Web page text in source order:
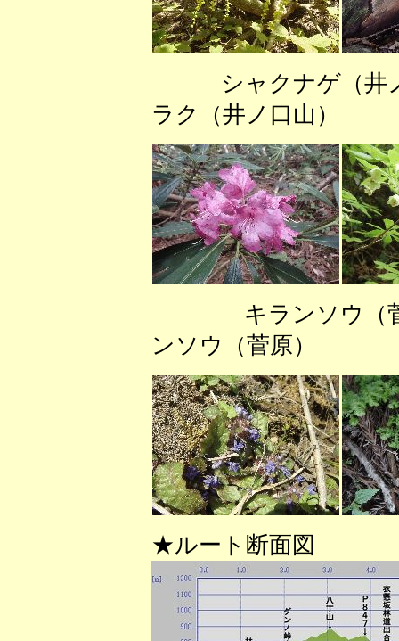
シャクナゲ（
ラク（井ノ口山
キランソ
ンソウ（菅原
★ルート断面図